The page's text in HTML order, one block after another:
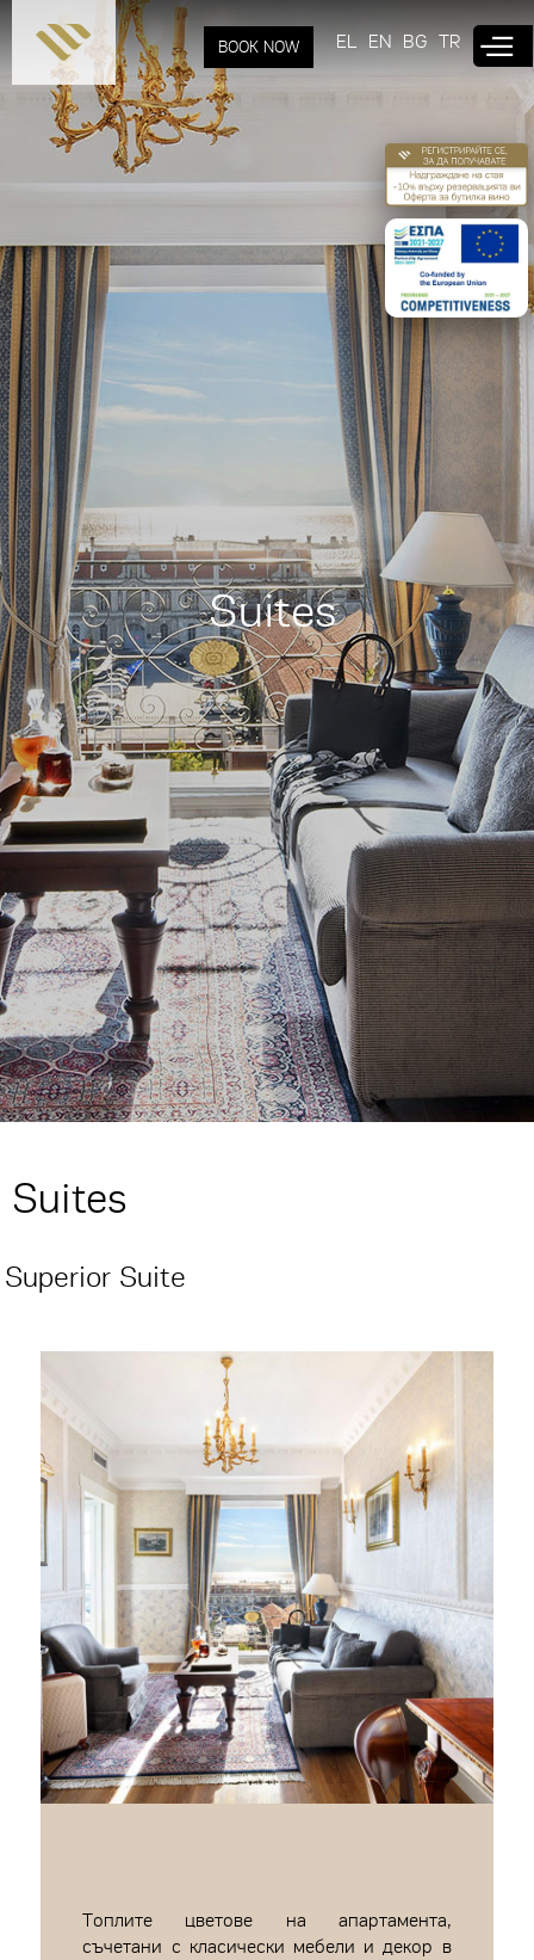
Skip to
content
BOOK NOW EL EN BG TR
Suites
Suites
Superior Suite
Топлите цветове на апартамента,
съчетани с класически мебели и декор в